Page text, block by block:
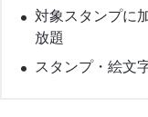
対象スタンプに
放題
スタンプ・絵文